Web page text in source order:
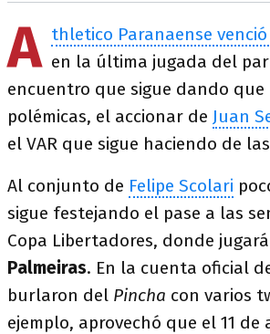
A thletico Paranaense
en la última jugada del
encuentro que sigue dando
polémicas, el accionar de Juan
el VAR que sigue haciendo de
Al conjunto de Felipe Scolari
sigue festejando el pase a las
Copa Libertadores, donde
Palmeiras. En la cuenta oficial
burlaron del Pincha con varios
ejemplo, aprovechó que el 11 de